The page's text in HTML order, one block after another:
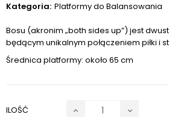
Kategoria: Platformy do Balansowania
Bosu (akronim „both sides up”) jest
będącym unikalnym połączeniem piłki i
Średnica platformy: około 65 cm
ILOŚĆ